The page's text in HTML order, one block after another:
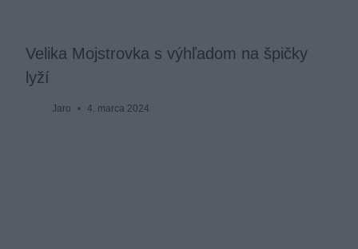
Velika Mojstrovka s výhľadom na špičky
lyží
Jaro 4. marca 2024